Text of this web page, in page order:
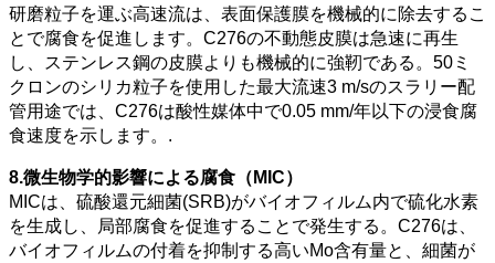
研磨粒子を運ぶ高速流は、表面保護膜を機械的に除去するこ
とで腐食を促進します。C276の不動態皮膜は急速に再生
し、ステンレス鋼の皮膜よりも機械的に強靭である。50ミ
クロンのシリカ粒子を使用した最大流速3 m/sのスラリー配
管用途では、C276は酸性媒体中で0.05 mm/年以下の浸食腐
食速度を示します。.
8.微生物学的影響による腐食（MIC）
MICは、硫酸還元細菌(SRB)がバイオフィルム内で硫化水素
を生成し、局部腐食を促進することで発生する。C276は、
バイオフィルムの付着を抑制する高いMo含有量と、細菌が